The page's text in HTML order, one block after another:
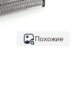
Похожие